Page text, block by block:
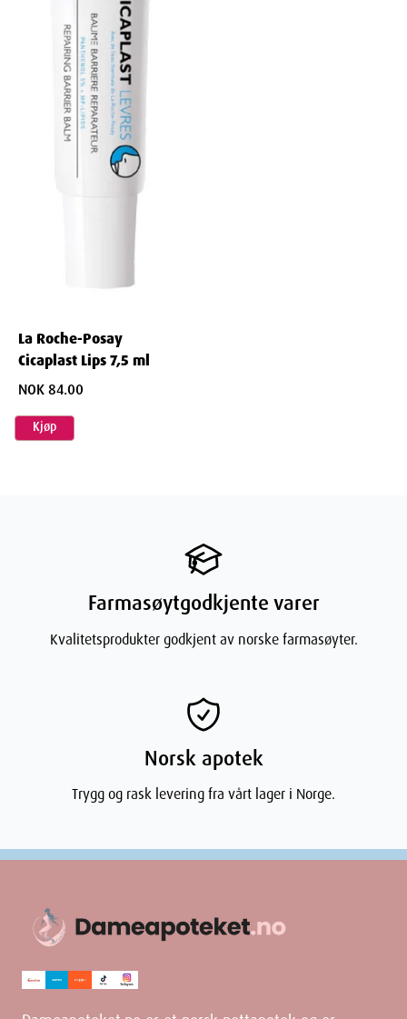
La Roche-Posay
Cicaplast Lips 7,5 ml
NOK 84.00
Kjøp
Farmasøytgodkjente varer
Kvalitetsprodukter godkjent av norske farmasøyter.
Norsk apotek
Trygg og rask levering fra vårt lager i Norge.